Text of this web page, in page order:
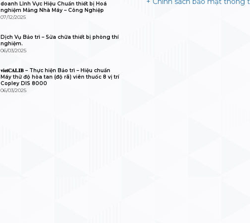
doanh Lĩnh Vực Hiệu Chuẩn thiết bị Hoá
nghiệm Mảng Nhà Máy – Công Nghiệp
07/12/2025
Dịch Vụ Bảo trì – Sửa chữa thiết bị phòng thí
nghiệm.
06/03/2025
𝐯𝐢𝐞𝐭𝐂𝐀𝐋𝐈𝐁 – Thực hiện Bảo trì – Hiệu chuẩn
Máy thử độ hòa tan (độ rã) viên thuốc 8 vị trí
Copley DIS 8000
06/03/2025